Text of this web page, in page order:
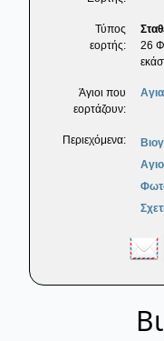
Τύπος
εορτής:
26
Άγιοι που
εορτάζουν:
Περιεχόμενα: